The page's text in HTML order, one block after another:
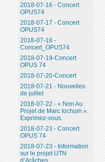
2018-07-16 - Concert
OPUS74
2018-07-17 - Concert
OPUS74
2018-07-18 -
Concert_OPUS74
2018-07-19-Concert
OPUS 74
2018-07-20-Concert
2018-07-21 - Nouvelles
de juillet
2018-07-22 - « Non Au
Projet de Marc Iochum ».
Exprimez-vous.
2018-07-23 - Concert
OPUS 74
2018-07-23 - Information
sur le projet UTN